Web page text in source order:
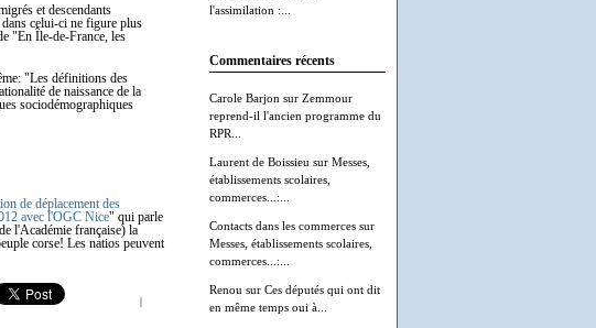
l'assimilation :...
Commentaires récents
Carole Barjon sur Zemmour
reprend-il l'ancien programme du
RPR...
Laurent de Boissieu sur Messes,
établissements scolaires,
commerces...:...
Contacts dans les commerces sur
Messes, établissements scolaires,
commerces...:...
Renou sur Ces députés qui ont dit
en même temps oui à...
et descendants
dans celui-ci ne figure plus
"En Île‐de‐France, les
"Les définitions des
de naissance de la
sociodémographiques
de déplacement des
avec l'OGC Nice" qui parle
l'Académie française) la
corse! Les natios peuvent
|